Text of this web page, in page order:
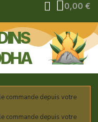
0,00 €
commande depuis votre
commande depuis votre